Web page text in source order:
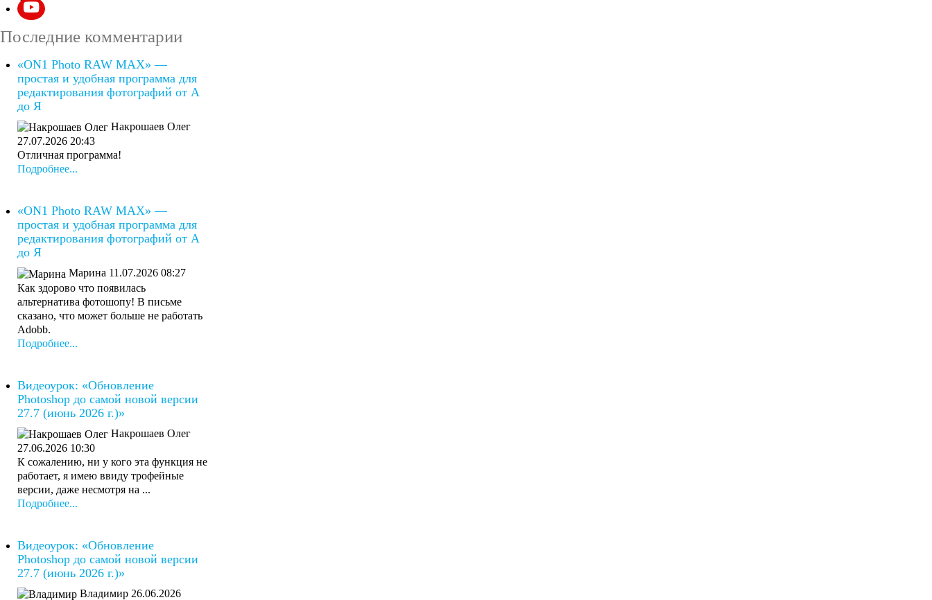
Последние комментарии
«ON1 Photo RAW MAX» —
простая и удобная программа для
редактирования фотографий от А
до Я
Накрошаев Олег
27.07.2026 20:43
Отличная программа!
Подробнее...
«ON1 Photo RAW MAX» —
простая и удобная программа для
редактирования фотографий от А
до Я
Марина 11.07.2026 08:27
Как здорово что появилась
альтернатива фотошопу! В письме
сказано, что может больше не работать
Adobb.
Подробнее...
Видеоурок: «Обновление
Photoshop до самой новой версии
27.7 (июнь 2026 г.)»
Накрошаев Олег
27.06.2026 10:30
К сожалению, ни у кого эта функция не
работает, я имею ввиду трофейные
версии, даже несмотря на ...
Подробнее...
Видеоурок: «Обновление
Photoshop до самой новой версии
27.7 (июнь 2026 г.)»
Владимир 26.06.2026